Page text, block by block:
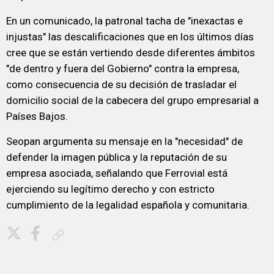
En un comunicado, la patronal tacha de "inexactas e
injustas" las descalificaciones que en los últimos días
cree que se están vertiendo desde diferentes ámbitos
"de dentro y fuera del Gobierno" contra la empresa,
como consecuencia de su decisión de trasladar el
domicilio social de la cabecera del grupo empresarial a
Países Bajos.
Seopan argumenta su mensaje en la "necesidad" de
defender la imagen pública y la reputación de su
empresa asociada, señalando que Ferrovial está
ejerciendo su legítimo derecho y con estricto
cumplimiento de la legalidad española y comunitaria.